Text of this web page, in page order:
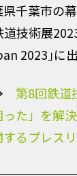
千葉市の
技術展
2023｣に
第8回鉄道
た」を解
るプレス